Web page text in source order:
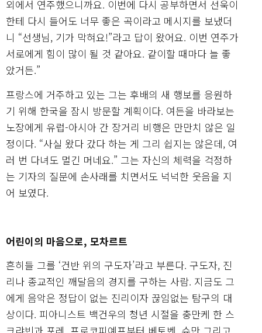
외에서 연주했으니까요. 이번에 다시 공부하면서 선욱이
한테 다시 들어도 너무 좋은 곡이라고 메시지를 보냈더
니 “선생님, 기가 막혀요!”라고 답이 왔어요. 이번 연주가
서로에게 힘이 많이 될 것 같아요. 같이할 때마다 늘 좋
았거든.”
프랑스에 거주하고 있는 그는 후배의 새 행보를 응원하
기 위해 한국을 잠시 방문할 계획이다. 여든을 바라보는
노장에게 유럽-아시아 간 장거리 비행은 만만치 않은 일
정이다. “사실 왔다 갔다 하는 게 그리 쉽지는 않은데, 여
러 번 다녀도 멀긴 머네요.” 그는 자신의 체력을 걱정하
는 기자의 질문에 손사래를 치면서도 넉넉한 웃음을 지
어 보였다.
어린이의 마음으로, 모차르트
흔히들 그를 ‘건반 위의 구도자’라고 부른다. 구도자, 진
리나 종교적인 깨달음의 경지를 구하는 사람. 지금도 그
에게 음악은 정답이 없는 진리이자 끊임없는 탐구의 대
상이다. 피아니스트 백건우의 청년 시절을 충만케 한 스